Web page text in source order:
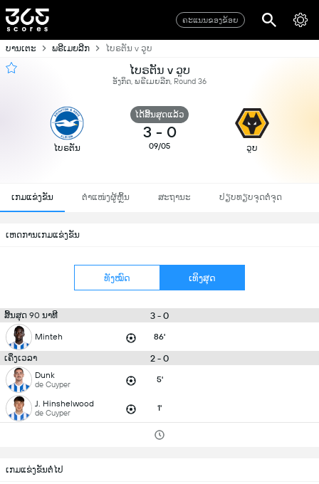
ຄະແນນຂອງຂ້ອຍ
ບານເຕະ ພຣີເມຍລີກ ໄບຣຕັນ v ວູບ
ໄບຣຕັນ v ວູບ
ອັງກິດ, ພຣີເມຍລີກ, Round 36
ໄບຣຕັນ
ໄດ້ສິ້ນສຸດແລ້ວ
3 - 0
09/05 ວູບ
ເກມແຂ່ງຂັນ ຕຳແໜ່ງຜູ້ຫຼິ້ນ ສະຖານະ ປຽບທຽບຈຸດຕໍ່ຈຸດ
ເຫດການເກມແຂ່ງຂັນ
ທັງໝົດ ເທິງສຸດ
ສິ້ນສຸດ 90 ນາທີ 3 - 0
Minteh 86'
ເຄິ່ງເວລາ 2 - 0
Dunk
de Cuyper 5'
J. Hinshelwood
de Cuyper 1'
ເກມແຂ່ງຂັນຕໍ່ໄປ